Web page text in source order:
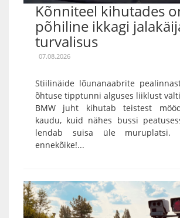
Kõnniteel kihutades
põhiline ikkagi
turvalisus
07.08.2026
Stiilinäide lõunanaabrite
õhtuse tipptunni alguses liiklust
BMW juht kihutab teistest
kaudu, kuid nähes bussi
lendab suisa üle muruplatsi.
ennekõike!...